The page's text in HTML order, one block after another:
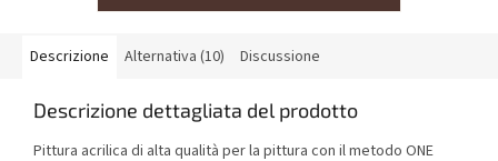
Descrizione Alternativa (10) Discussione
Descrizione dettagliata del prodotto
Pittura acrilica di alta qualità per la pittura con il metodo ONE